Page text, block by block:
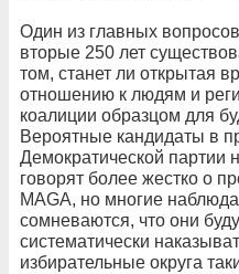
Один из главных
вторые 250 лет
том, станет ли открытая
отношению к людям и
коалиции образцом для
Вероятные кандидаты в
Демократической партии
говорят более жестко о
MAGA, но многие
сомневаются, что они
систематически
избирательные округа